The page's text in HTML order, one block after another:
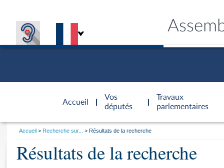
Accueil
d'accueil
Vos
députés
Travaux
parlementaires
Général
Vous
Accueil Recherche sur... Résultats de la recherche
Résultats de la recherche